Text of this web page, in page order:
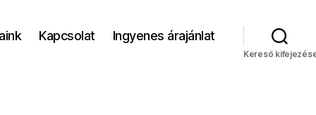
Kapcsolat Ingyenes árajánlat
Kereső